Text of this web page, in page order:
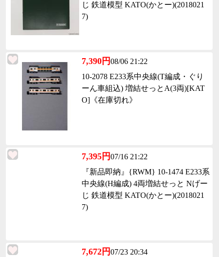
じ 鉄道模型 KATO(かとー)(2018021
7)
7,390円08/06 21:22
10-2078 E233系中央線(T編成・ぐり
ーん車組込) 増結せっとA(3両)[KAT
O]《在庫切れ》
7,395円07/16 21:22
『新品即納』{RWM} 10-1474 E233系
中央線(H編成) 4両増結せっと Nげー
じ 鉄道模型 KATO(かとー)(2018021
7)
7,672円07/23 20:34